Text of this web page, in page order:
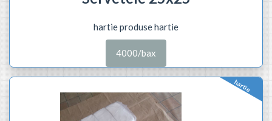
hartie produse hartie
4000/bax
hartie